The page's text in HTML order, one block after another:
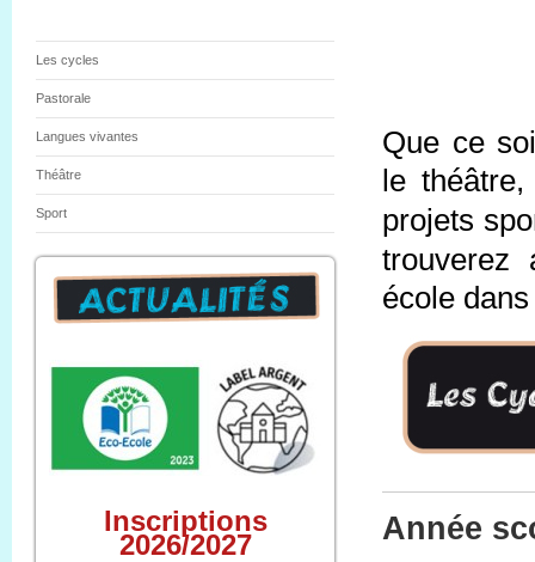
Les cycles
Pastorale
Langues vivantes
Théâtre
Sport
Inscriptions
2026/2027
Que ce
le
projets
trouverez
école
Année